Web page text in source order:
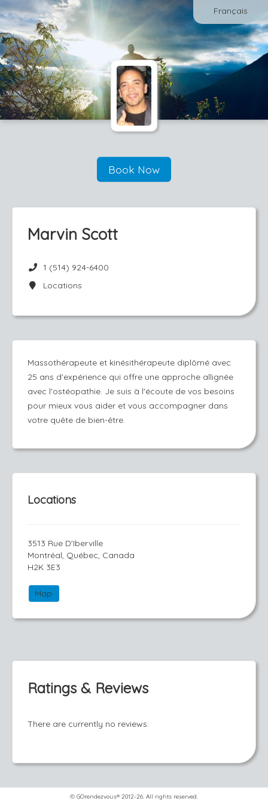
Français
Book Now
Marvin Scott
1 (514) 924-6400
Locations
Massothérapeute et kinésithérapeute diplômé avec
25 ans d'expérience qui offre une approche allignée
avec l'ostéopathie. Je suis à l'écoute de vos besoins
pour mieux vous aider et vous accompagner dans
votre quête de bien-être.
Locations
3513 Rue D'Iberville
Montréal, Québec, Canada
H2K 3E3
Map
Ratings & Reviews
There are currently no reviews.
© GOrendezvous® 2012-26. All rights reserved.